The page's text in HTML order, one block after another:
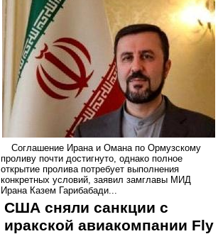
Соглашение Ирана и Омана по Ормузскому
проливу почти достигнуто, однако полное
открытие пролива потребует выполнения
конкретных условий, заявил замглавы МИД
Ирана Казем Гарибабади...
США сняли санкции с
иракской авиакомпании Fly